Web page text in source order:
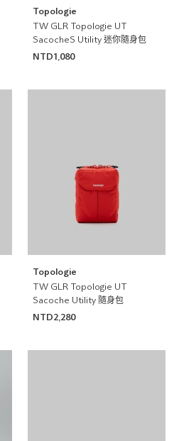
Topologie
TW GLR Topologie UT
SacocheS Utility 迷你隨身包
NTD1,080
Topologie
TW GLR Topologie UT
Sacoche Utility 隨身包
NTD2,280